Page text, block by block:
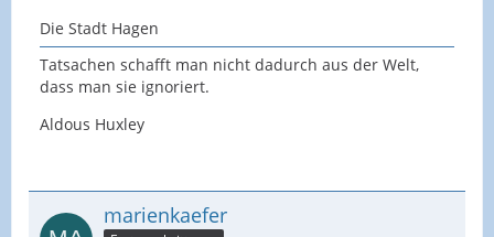
Die Stadt Hagen
Tatsachen schafft man nicht dadurch aus der Welt,
dass man sie ignoriert.
Aldous Huxley
marienkaefer